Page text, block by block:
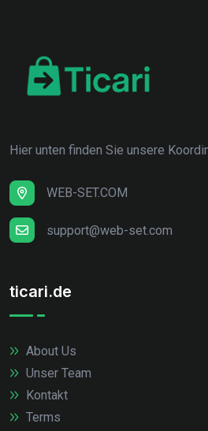
Hier unten finden Sie unsere
WEB-SET.COM
support@web-set.com
ticari.de
About Us
Unser Team
Kontakt
Terms